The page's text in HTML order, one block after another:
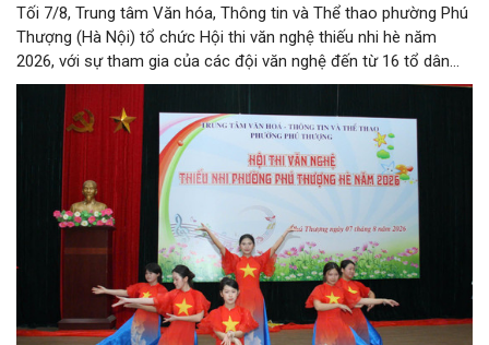
Tối 7/8, Trung tâm Văn hóa, Thông tin và Thể thao phường Phú
Thượng (Hà Nội) tổ chức Hội thi văn nghệ thiếu nhi hè năm
2026, với sự tham gia của các đội văn nghệ đến từ 16 tổ dân
phố trên địa bàn.